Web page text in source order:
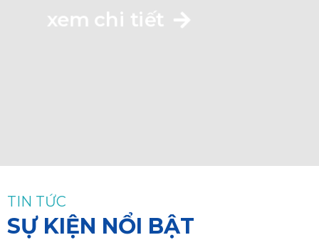
xem chi tiết
TIN TỨC
SỰ KIỆN NỔI BẬT